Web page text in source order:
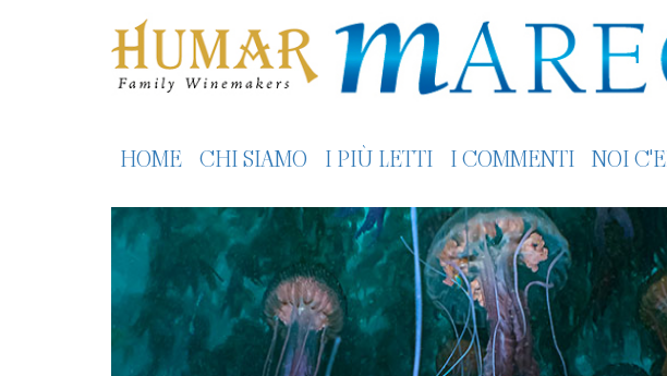
HOME CHI SIAMO I PIÙ LETTI I COMMENTI NOI